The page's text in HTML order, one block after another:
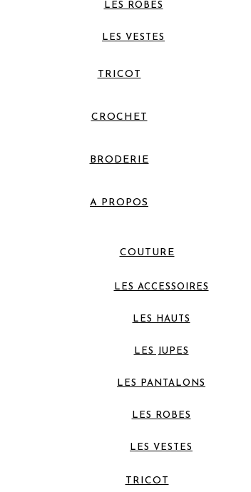
LES ROBES
LES VESTES
TRICOT
CROCHET
BRODERIE
A PROPOS
COUTURE
LES ACCESSOIRES
LES HAUTS
LES JUPES
LES PANTALONS
LES ROBES
LES VESTES
TRICOT